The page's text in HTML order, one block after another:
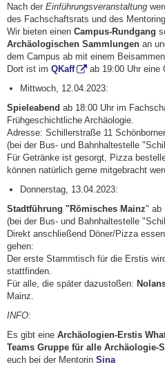
Nach der Einführungsveranstaltung
des Fachschaftsrats und des Mentoring
Wir bieten einen Campus-Rundgang
Archäologischen Sammlungen an
dem Campus ab mit einem
Dort ist im QKaff
ab 19:00 Uhr eine
Mittwoch, 12.04.2023:
Spieleabend ab 18:00 Uhr im
Frühgeschichtliche Archäologie.
Adresse: Schillerstraße 11
(bei der Bus- und Bahnhaltestelle
Für Getränke ist gesorgt, Pizza
können natürlich gerne mitgebracht
Donnerstag, 13.04.2023:
Stadtführung "Römisches Mainz" ab
(bei der Bus- und Bahnhaltestelle
Direkt anschließend Döner/Pizza
gehen:
Der erste Stammtisch für die Erstis
stattfinden.
Für alle, die später dazustoßen:
Mainz.
INFO:
Es gibt eine Archäologien-Erstis
Teams Gruppe für alle Archäologie-
euch bei der Mentorin Sina